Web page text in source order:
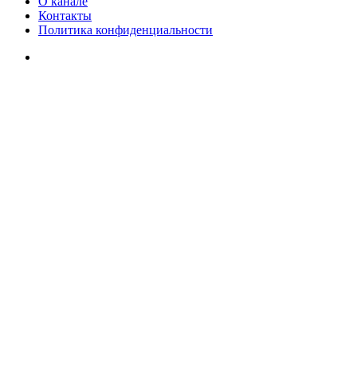
Контакты
Политика конфиденциальности